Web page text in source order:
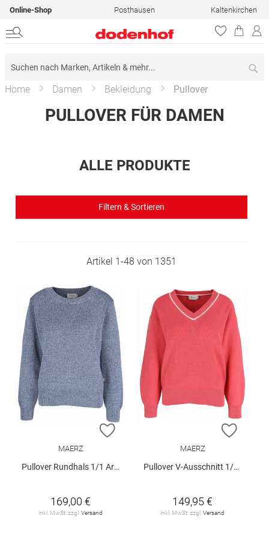
Online-Shop Posthausen Kaltenkirchen
Home Damen Bekleidung Pullover
PULLOVER FÜR DAMEN
ALLE PRODUKTE
Filtern & Sortieren
Artikel 1-48 von 1351
ZUR WUNSCHLISTE HINZUFÜGEN
MAERZ
Pullover Rundhals 1/1 Arm
169,00 €
inkl. MwSt. zzgl. Versand
ZUR
MAERZ
Pullover V-Ausschnitt 1/1 Arm
149,95 €
inkl. MwSt. zzgl. Versand